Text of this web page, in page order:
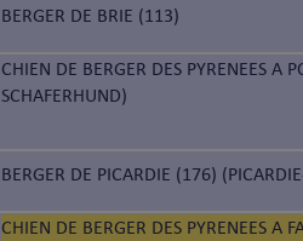
BERGER DE BRIE (113)
CHIEN DE BERGER DES PYRENEES A
SCHAFERHUND)
BERGER DE PICARDIE (176)
CHIEN DE BERGER DES PYRENEES A